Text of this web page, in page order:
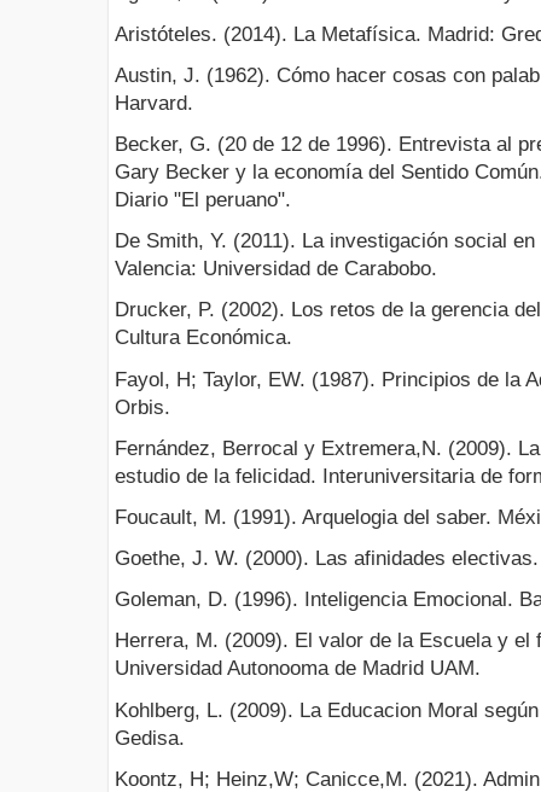
Aristóteles. (2014). La Metafísica. Madrid:
Austin, J. (1962). Cómo hacer cosas con
Harvard.
Becker, G. (20 de 12 de 1996). Entrevista al
Gary Becker y la economía del Sentido
Diario "El peruano".
De Smith, Y. (2011). La investigación social
Valencia: Universidad de Carabobo.
Drucker, P. (2002). Los retos de la gerencia
Cultura Económica.
Fayol, H; Taylor, EW. (1987). Principios de la
Orbis.
Fernández, Berrocal y Extremera,N. (2009).
estudio de la felicidad. Interuniversitaria de
Foucault, M. (1991). Arquelogia del saber.
Goethe, J. W. (2000). Las afinidades
Goleman, D. (1996). Inteligencia Emocional.
Herrera, M. (2009). El valor de la Escuela y el
Universidad Autonooma de Madrid UAM.
Kohlberg, L. (2009). La Educacion Moral
Gedisa.
Koontz, H; Heinz,W; Canicce,M. (2021).